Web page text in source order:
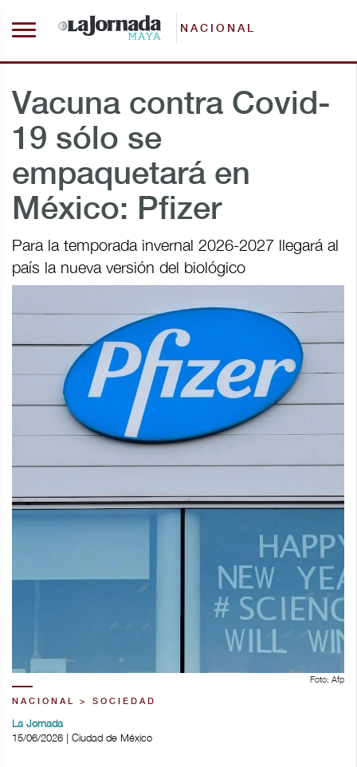
NACIONAL
Vacuna contra Covid-
19 sólo se
empaquetará en
México: Pfizer
Para la temporada invernal 2026-2027 llegará al
país la nueva versión del biológico
Foto: Afp
NACIONAL > SOCIEDAD
La Jornada
15/06/2026 | Ciudad de México